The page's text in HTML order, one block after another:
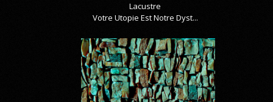
Lacustre
Votre Utopie Est Notre Dyst...